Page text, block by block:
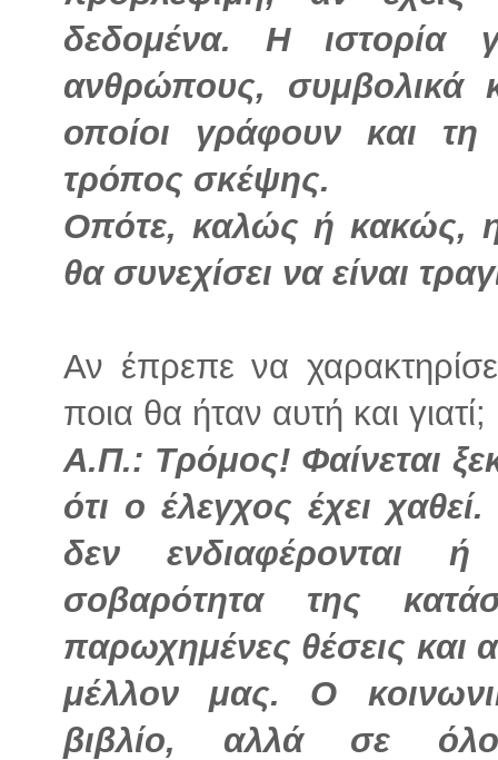
δεδομένα. Η ιστορία
ανθρώπους, συμβολικά
οποίοι γράφουν και τη
τρόπος σκέψης.
Οπότε, καλώς ή κακώς, η
θα συνεχίσει να είναι
Αν έπρεπε να
ποια θα ήταν αυτή και γιατί;
Α.Π.: Τρόμος! Φαίνεται
ότι ο έλεγχος έχει
δεν ενδιαφέρονται ή
σοβαρότητα της
παρωχημένες θέσεις και
μέλλον μας. Ο
βιβλίο, αλλά σε